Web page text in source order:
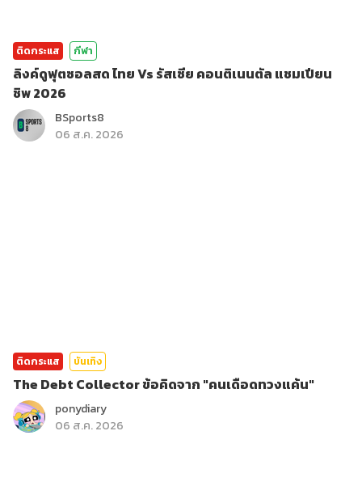
ติดกระแส กีฬา
ลิงค์ดูฟุตซอลสด ไทย Vs รัสเซีย คอนติเนนตัล แชมเปียน
ชิพ 2026
BSports8
06 ส.ค. 2026
ติดกระแส บันเทิง
The Debt Collector ข้อคิดจาก "คนเดือดทวงแค้น"
ponydiary
06 ส.ค. 2026